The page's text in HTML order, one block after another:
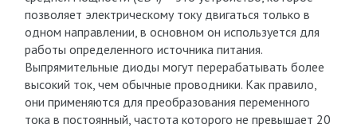
позволяет электрическому току двигаться только в
одном направлении, в основном он используется для
работы определенного источника питания.
Выпрямительные диоды могут перерабатывать более
высокий ток, чем обычные проводники. Как правило,
они применяются для преобразования переменного
тока в постоянный, частота которого не превышает 20